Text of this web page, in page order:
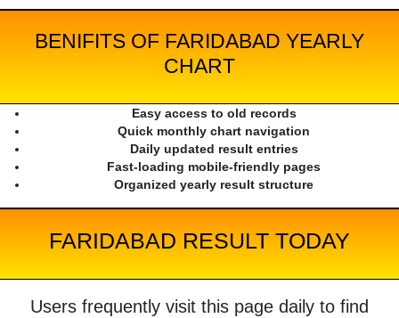
BENIFITS OF FARIDABAD YEARLY
CHART
Easy access to old records
Quick monthly chart navigation
Daily updated result entries
Fast-loading mobile-friendly pages
Organized yearly result structure
FARIDABAD RESULT TODAY
Users frequently visit this page daily to find